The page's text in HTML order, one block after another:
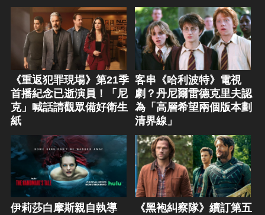
《重返犯罪現場》第21季
首播紀念已逝演員！「尼
克」喊話請觀眾備好衛生
紙
客串《哈利波特》電視
劇？丹尼爾雷德克里夫認
為「高層希望兩個版本劃
清界線」
伊莉莎白摩斯親自執導
《黑袍糾察隊》續訂第五